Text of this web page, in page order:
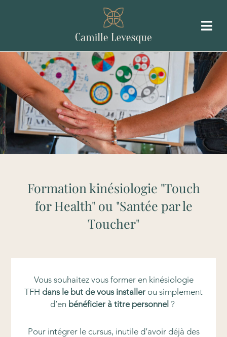
Formation kinésiologie "Touch
for Health" ou "Santée par le
Toucher"
Vous souhaitez vous former en kinésiologie
TFH dans le but de vous installer ou simplement
d’en bénéficier à titre personnel ?
Pour intégrer le cursus, inutile d’avoir déjà des